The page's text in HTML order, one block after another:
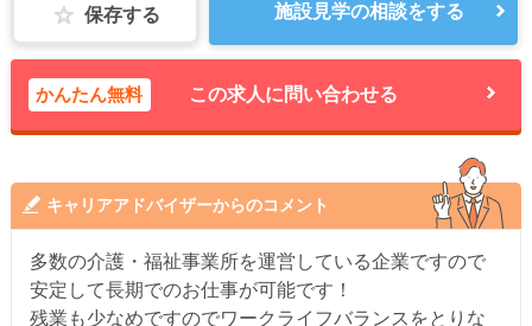
保存する 施設見学の相談をする
かんたん無料 この求人に問い合わせる
キャリアアドバイザーからのコメント
多数の介護・福祉事業所を運営している企業ですので
安定して長期でのお仕事が可能です！
残業も少なめですのでワークライフバランスをとりな